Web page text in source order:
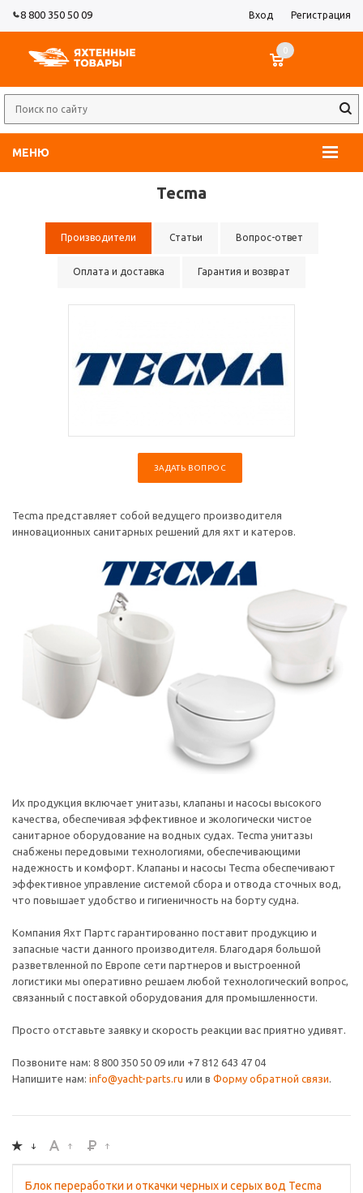
8 800 350 50 09 Вход Регистрация
МЕНЮ
0
Tecma
Производители Статьи Вопрос-ответ
Оплата и доставка Гарантия и возврат
ЗАДАТЬ ВОПРОС
Tecma представляет собой ведущего производителя
инновационных санитарных решений для яхт и катеров.
Их продукция включает унитазы, клапаны и насосы высокого
качества, обеспечивая эффективное и экологически чистое
санитарное оборудование на водных судах. Tecma унитазы
снабжены передовыми технологиями, обеспечивающими
надежность и комфорт. Клапаны и насосы Tecma обеспечивают
эффективное управление системой сбора и отвода сточных вод,
что повышает удобство и гигиеничность на борту судна.
Компания Яхт Партс гарантированно поставит продукцию и
запасные части данного производителя. Благодаря большой
разветвленной по Европе сети партнеров и выстроенной
логистики мы оперативно решаем любой технологический вопрос,
связанный с поставкой оборудования для промышленности.
Просто отставьте заявку и скорость реакции вас приятно удивят.
Позвоните нам: 8 800 350 50 09 или +7 812 643 47 04
Напишите нам: info@yacht-parts.ru или в Форму обратной связи
Блок переработки и откачки черных и серых вод Tecma